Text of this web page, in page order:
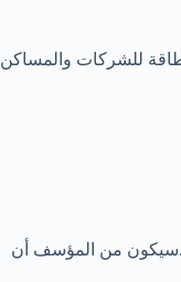
للشركات والمساكن
.سيكون من المؤسف أن